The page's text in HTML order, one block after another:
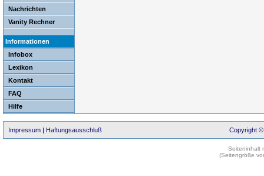
Nachrichten
Vanity Rechner
Informationen
Infobox
Lexikon
Kontakt
FAQ
Hilfe
Impressum | Haftungsausschluß Copyright ©
Seiteninhalt
(Seitengröße